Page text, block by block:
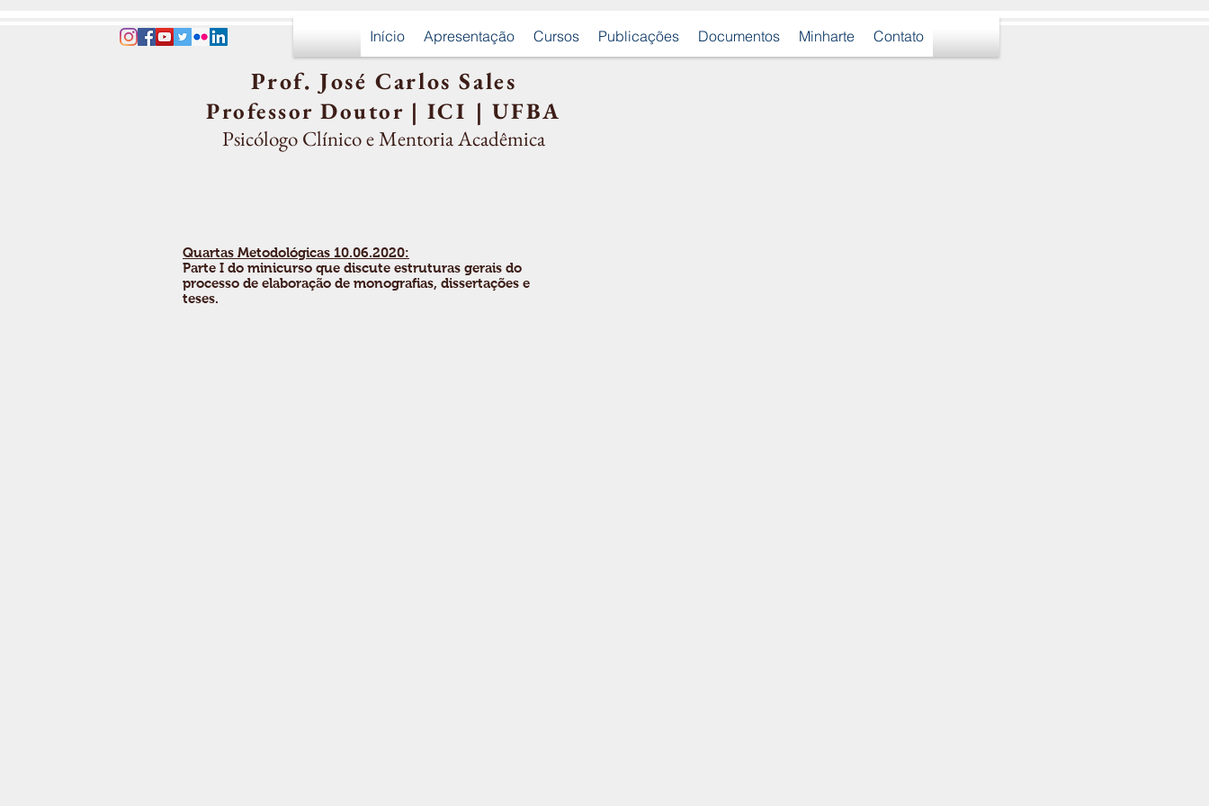
Prof. José Carlos Sales
Professor Doutor | ICI | UFBA
Psicólogo Clínico e Mentoria Acadêmica
Início Apresentação Cursos Publicações Documentos Minharte Contato
Quartas Metodológicas 10.06.2020:
Parte I do minicurso que discute estruturas gerais do
processo de elaboração de monografias, dissertações e
teses.